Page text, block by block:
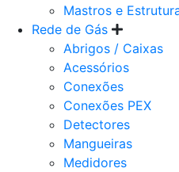
Mastros e
Rede de Gás
Abrigos / Caixas
Acessórios
Conexões
Conexões PEX
Detectores
Mangueiras
Medidores